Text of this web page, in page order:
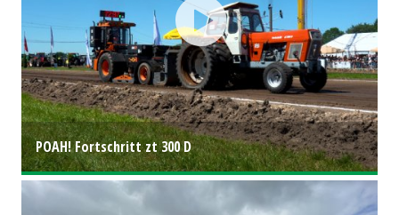
POAH! Fortschritt zt 300 D